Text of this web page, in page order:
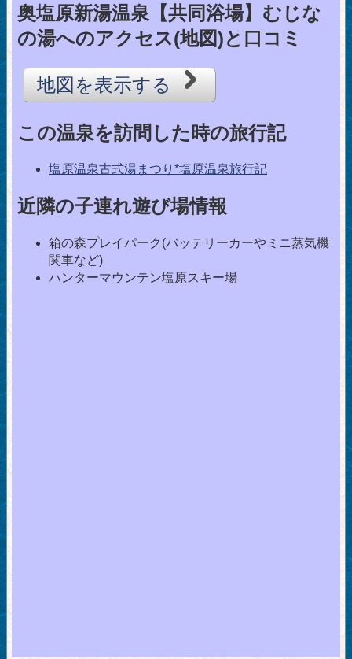
奥塩原新湯温泉【共同浴場】むじな
の湯へのアクセス(地図)と口コミ
地図を表示する
この温泉を訪問した時の旅行記
塩原温泉古式湯まつり*塩原温泉旅行記
近隣の子連れ遊び場情報
箱の森プレイパーク(バッテリーカーやミニ蒸気機
関車など)
ハンターマウンテン塩原スキー場